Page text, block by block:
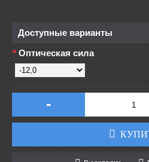
Доступные варианты
Оптическая сила
-